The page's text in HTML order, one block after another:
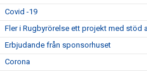
Covid -19
Fler i Rugbyrörelse ett projekt med stöd
Erbjudande från sponsorhuset
Corona